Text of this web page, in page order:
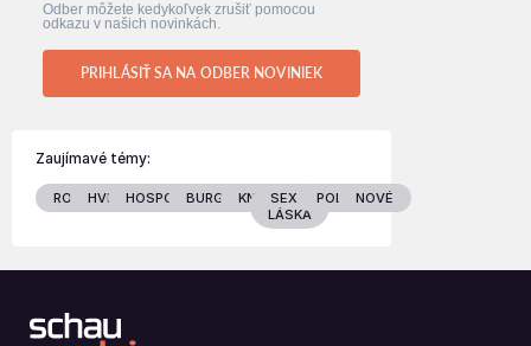
Odber môžete kedykoľvek zrušiť pomocou
odkazu v našich novinkách.
PRIHLÁSIŤ SA NA ODBER NOVINIEK
Zaujímavé témy:
RODINAHVIEZDYHOSPODÁRSTVO
BURGENLAND
KNIHYSEX &
LÁSKA
POLITIKA
NOVÉ